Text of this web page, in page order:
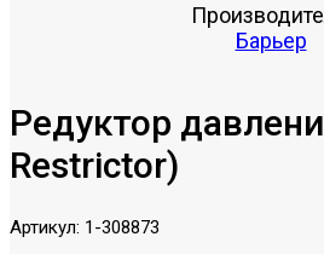
Барьер
Редуктор
Restrictor)
Артикул: 1-308873